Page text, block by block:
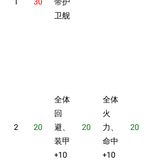
萌娘百科战舰少女
Shipbucket像素战
舰
装甲航母网
Dreadnoughtproject
战舰计划1900-
清除缓存
链入页面
卫舰
2 20
全体
回
避、
装甲
+10
20
全体
火
力、
命中
+10
20
简单
EX-4 决战前夜